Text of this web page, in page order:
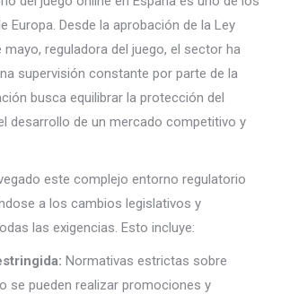
Europa. Desde la aprobación de la Ley
mayo, reguladora del juego, el sector ha
supervisión constante por parte de la
busca equilibrar la protección del
desarrollo de un mercado competitivo y
este complejo entorno regulatorio
a los cambios legislativos y
las exigencias. Esto incluye:
Normativas estrictas sobre
se pueden realizar promociones y